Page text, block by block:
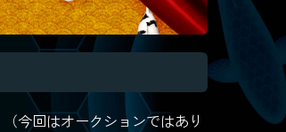
今回はオークションではあり